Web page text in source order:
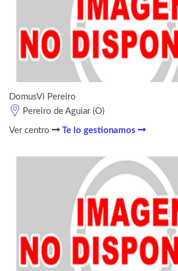
DomusVi Pereiro
Pereiro de Aguiar (O)
Ver centro Te lo gestionamos